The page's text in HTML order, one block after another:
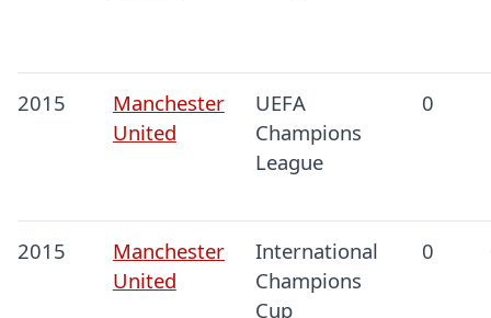
2015
Manchester
United
UEFA
Champions
League
0
2015
Manchester
United
International
Champions
Cup
0